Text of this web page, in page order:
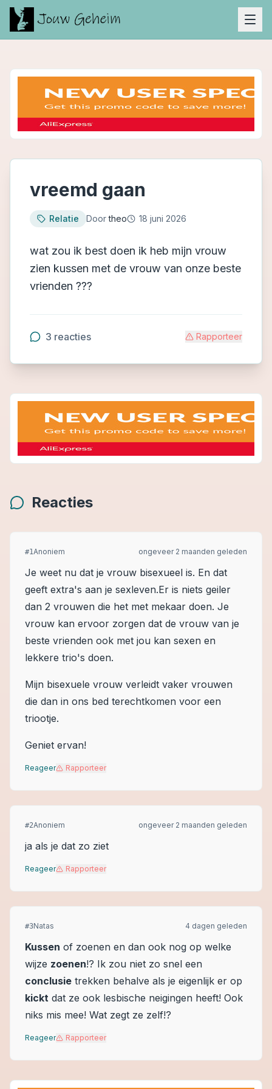
vreemd gaan
Relatie Doortheo 18 juni 2026
wat zou ik best doen ik heb mijn vrouw
zien kussen met de vrouw van onze beste
vrienden ???
3 reacties Rapporteer
Reacties
#1Anoniem ongeveer 2 maanden geleden
Je weet nu dat je vrouw bisexueel is. En dat
geeft extra's aan je sexleven.Er is niets geiler
dan 2 vrouwen die het met mekaar doen. Je
vrouw kan ervoor zorgen dat de vrouw van je
beste vrienden ook met jou kan sexen en
lekkere trio's doen.
Mijn bisexuele vrouw verleidt vaker vrouwen
die dan in ons bed terechtkomen voor een
triootje.
Geniet ervan!
Reageer Rapporteer
#2Anoniem ongeveer 2 maanden geleden
ja als je dat zo ziet
Reageer Rapporteer
#3Natas 4 dagen geleden
Kussen of zoenen en dan ook nog op welke
wijze zoenen!? Ik zou niet zo snel een
conclusie trekken behalve als je eigenlijk er op
kickt dat ze ook lesbische neigingen heeft! Ook
niks mis mee! Wat zegt ze zelf!?
Reageer Rapporteer